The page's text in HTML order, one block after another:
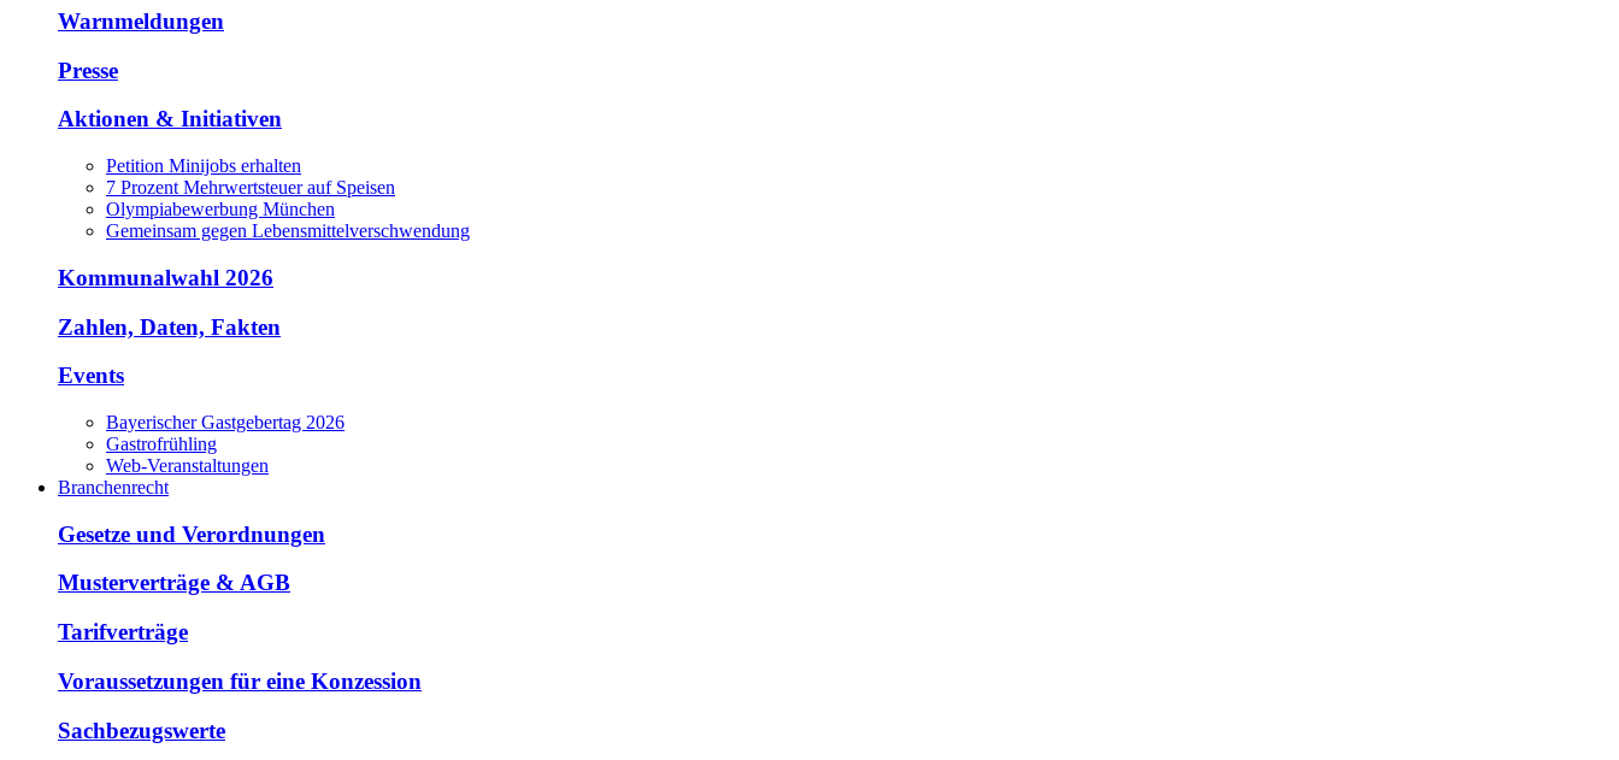
Warnmeldungen
Presse
Aktionen & Initiativen
Petition Minijobs erhalten
7 Prozent Mehrwertsteuer auf Speisen
Olympiabewerbung München
Gemeinsam gegen Lebensmittelverschwendung
Kommunalwahl 2026
Zahlen, Daten, Fakten
Events
Bayerischer Gastgebertag 2026
Gastrofrühling
Web-Veranstaltungen
Branchenrecht
Gesetze und Verordnungen
Musterverträge & AGB
Tarifverträge
Voraussetzungen für eine Konzession
Sachbezugswerte